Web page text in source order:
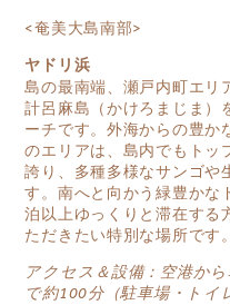
<奄美大島南部>
ヤドリ浜
島の最南端、瀬戸内町エリ
計呂麻島（かけろまじま）
ーチです。外海からの豊か
のエリアは、島内でもトッ
誇り、多種多様なサンゴや
す。南へと向かう緑豊かな
泊以上ゆっくりと滞在する
ただきたい特別な場所です。
アクセス＆設備：空港か
で約100分（駐車場・トイ